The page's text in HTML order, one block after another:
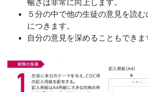
５分の中で他の生徒の意見を読
につきます。
自分の意見を深めることもできま